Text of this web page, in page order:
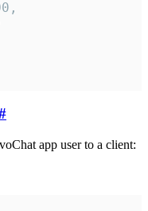
app user to a client: